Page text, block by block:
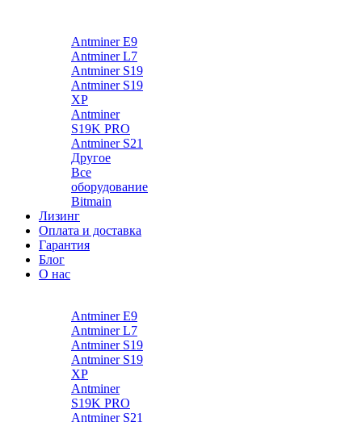
Antminer E9
Antminer L7
Antminer S19
Antminer S19
XP
Antminer
S19K PRO
Antminer S21
Другое
Все
оборудование
Bitmain
Лизинг
Оплата и доставка
Гарантия
Блог
О нас
Antminer E9
Antminer L7
Antminer S19
Antminer S19
XP
Antminer
S19K PRO
Antminer S21